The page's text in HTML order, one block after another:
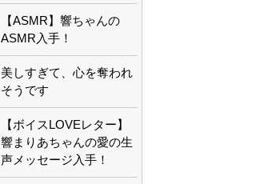
【ASMR】響ちゃんの
ASMR入手！
美しすぎて、心を奪われ
そうです
【ボイスLOVEレター】
響まりあちゃんの愛の生
声メッセージ入手！